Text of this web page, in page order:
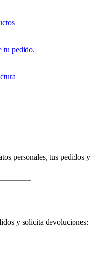
tu pedido.
personales, tus pedidos y
y solicita devoluciones: